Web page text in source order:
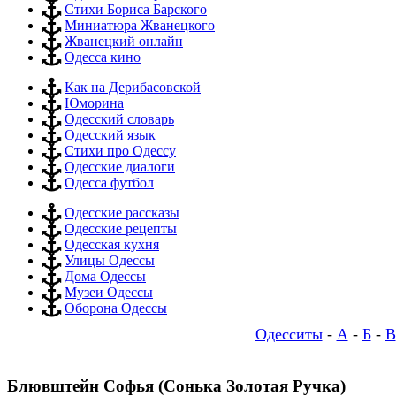
Стихи Бориса Барского
Миниатюра Жванецкого
Жванецкий онлайн
Одесса кино
Как на Дерибасовской
Юморина
Одесский словарь
Одесский язык
Стихи про Одессу
Одесские диалоги
Одесса футбол
Одесские рассказы
Одесские рецепты
Одесская кухня
Улицы Одессы
Дома Одессы
Музеи Одессы
Оборона Одессы
Одесситы- А- Б- В
Блювштейн Софья (Сонька Золотая Ручка)